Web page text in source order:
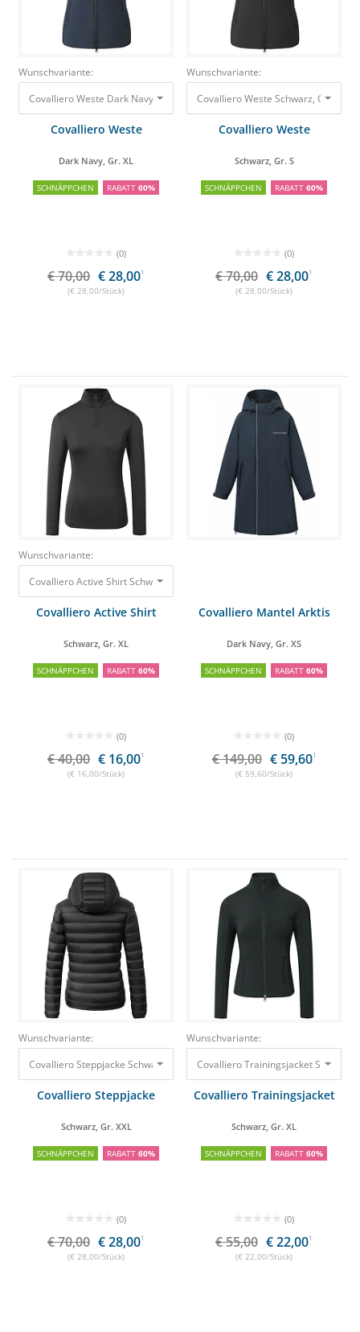
Wunschvariante:
70,00 €28,00 €
Covalliero Weste
Dark Navy, Gr. XL
SCHNÄPPCHEN RABATT 60%
(0)
€ 70,00 € 28,001
(€ 28,00/Stück)
Wunschvariante:
Covalliero Weste
Schwarz, Gr. S
SCHNÄPPCHEN RABATT 60%
(0)
€ 70,00 € 28,001
(€ 28,00/Stück)
Wunschvariante:
Covalliero Active Shirt
Schwarz, Gr. XL
SCHNÄPPCHEN RABATT 60%
(0)
€ 40,00 € 16,001
(€ 16,00/Stück)
Covalliero Mantel Arktis
Dark Navy, Gr. XS
SCHNÄPPCHEN RABATT 60%
(0)
€ 149,00 € 59,601
(€ 59,60/Stück)
Wunschvariante:
Covalliero Steppjacke Schwarz, Gr. XXL70,00 €28,00 €
Covalliero Steppjacke
Schwarz, Gr. XXL
SCHNÄPPCHEN RABATT 60%
(0)
€ 70,00 € 28,001
(€ 28,00/Stück)
Wunschvariante:
Covalliero Trainingsjacket
Schwarz, Gr. XL
SCHNÄPPCHEN RABATT 60%
(0)
€ 55,00 € 22,001
(€ 22,00/Stück)